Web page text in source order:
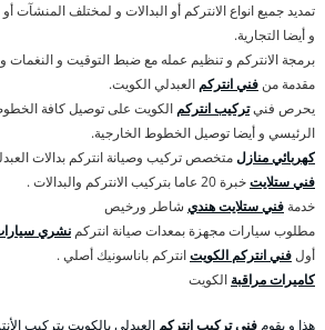
تمديد جميع انواع الانتركم أو البدالات و لمختلف المنشآت
و أيضا التجارية.
برمجة الانتركم و تنظيم عمله مع ضبط التوقيت و النغمات و
مقدمة من فني انتركم العبدلي الكويت.
يحرص فنيتركيب انتركم الكويت على توصيل كافة
الرئيسي و أيضا توصيل الخطوط الخارجية.
كهربائي منازلمتخصص تركيب وصيانة انتركم بدالات
فني ستلايتخبرة 20 عاما بتركيب الانتركم والبدالات .
خدمة فني ستلايت هندي شاطر ورخيص
مطلوب سيارات مجهزة بمعدات صيانة انتركم نشري
أولفني انتركم الكويتانتركم باناسونيك أصلي .
كاميرات مراقبة الكويت
هذا و يقوم فني تركيب انتركم العبدلي بالكويت بتركيب